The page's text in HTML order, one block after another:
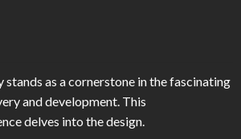
as a cornerstone in the fascinating
and development. This
delves into the design.